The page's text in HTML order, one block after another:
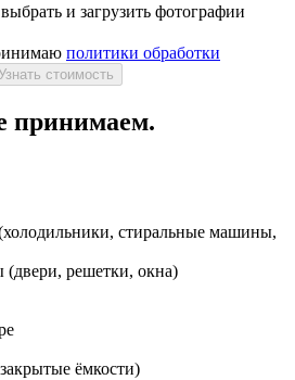
и загрузить фотографии
политики обработки
стоимость
принимаем.
стиральные машины,
решетки, окна)
ёмкости)